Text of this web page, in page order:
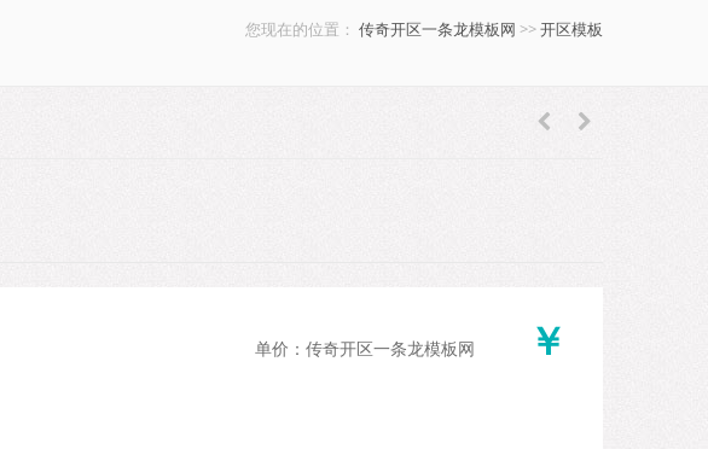
您现在的位置： 传奇开区一条龙模板网 >>开区模板
单价：传奇开区一条龙模板网 ￥